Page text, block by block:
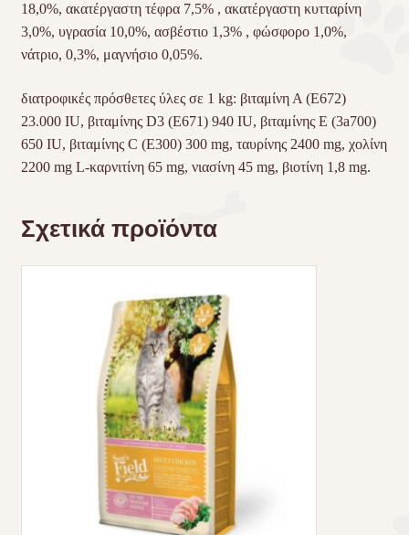
18,0%, ακατέργαστη τέφρα 7,5% , ακατέργαστη κυτταρίνη
3,0%, υγρασία 10,0%, ασβέστιο 1,3% , φώσφορο 1,0%,
νάτριο, 0,3%, μαγνήσιο 0,05%.
διατροφικές πρόσθετες ύλες σε 1 kg: βιταμίνη Α (E672)
23.000 IU, βιταμίνης D3 (E671) 940 IU, βιταμίνης Ε (3a700)
650 IU, βιταμίνης C (E300) 300 mg, ταυρίνης 2400 mg, χολίνη
2200 mg L-καρνιτίνη 65 mg, νιασίνη 45 mg, βιοτίνη 1,8 mg.
Σχετικά προϊόντα